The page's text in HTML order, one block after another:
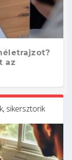
az
sikersztorik